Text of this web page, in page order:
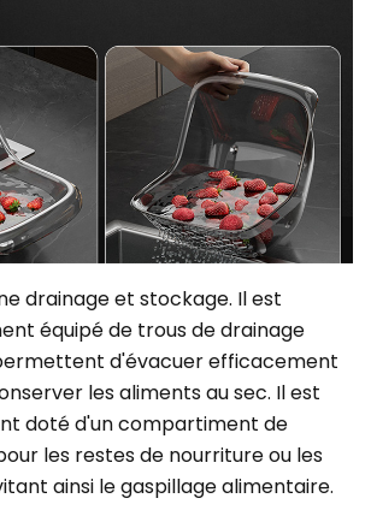
drainage et stockage. Il est
équipé de trous de drainage
d'évacuer efficacement
les aliments au sec. Il est
doté d'un compartiment de
les restes de nourriture ou les
ainsi le gaspillage alimentaire.